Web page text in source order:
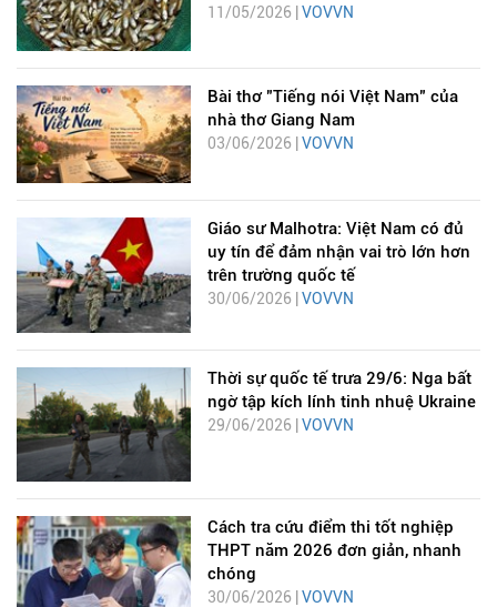
11/05/2026 |VOVVN
Bài thơ "Tiếng nói Việt Nam" của
nhà thơ Giang Nam
03/06/2026 | VOVVN
Giáo sư Malhotra: Việt Nam có đủ
uy tín để đảm nhận vai trò lớn hơn
trên trường quốc tế
30/06/2026 | VOVVN
Thời sự quốc tế trưa 29/6: Nga bất
ngờ tập kích lính tinh nhuệ Ukraine
29/06/2026 | VOVVN
Cách tra cứu điểm thi tốt nghiệp
THPT năm 2026 đơn giản, nhanh
chóng
30/06/2026 | VOVVN